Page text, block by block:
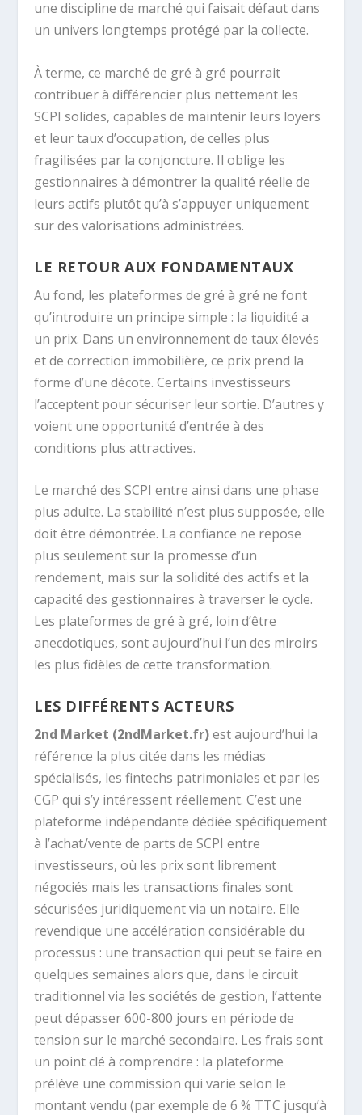
une discipline de marché qui faisait défaut dans
un univers longtemps protégé par la collecte.
À terme, ce marché de gré à gré pourrait
contribuer à différencier plus nettement les
SCPI solides, capables de maintenir leurs loyers
et leur taux d’occupation, de celles plus
fragilisées par la conjoncture. Il oblige les
gestionnaires à démontrer la qualité réelle de
leurs actifs plutôt qu’à s’appuyer uniquement
sur des valorisations administrées.
LE RETOUR AUX FONDAMENTAUX
Au fond, les plateformes de gré à gré ne font
qu’introduire un principe simple : la liquidité a
un prix. Dans un environnement de taux élevés
et de correction immobilière, ce prix prend la
forme d’une décote. Certains investisseurs
l’acceptent pour sécuriser leur sortie. D’autres y
voient une opportunité d’entrée à des
conditions plus attractives.
Le marché des SCPI entre ainsi dans une phase
plus adulte. La stabilité n’est plus supposée, elle
doit être démontrée. La confiance ne repose
plus seulement sur la promesse d’un
rendement, mais sur la solidité des actifs et la
capacité des gestionnaires à traverser le cycle.
Les plateformes de gré à gré, loin d’être
anecdotiques, sont aujourd’hui l’un des miroirs
les plus fidèles de cette transformation.
LES DIFFÉRENTS ACTEURS
2nd Market (2ndMarket.fr)est aujourd’hui la
référence la plus citée dans les médias
spécialisés, les fintechs patrimoniales et par les
CGP qui s’y intéressent réellement. C’est une
plateforme indépendante dédiée spécifiquement
à l’achat/vente de parts de SCPI entre
investisseurs, où les prix sont librement
négociés mais les transactions finales sont
sécurisées juridiquement via un notaire. Elle
revendique une accélération considérable du
processus : une transaction qui peut se faire en
quelques semaines alors que, dans le circuit
traditionnel via les sociétés de gestion, l’attente
peut dépasser 600-800 jours en période de
tension sur le marché secondaire. Les frais sont
un point clé à comprendre : la plateforme
prélève une commission qui varie selon le
montant vendu (par exemple de 6 % TTC jusqu’à